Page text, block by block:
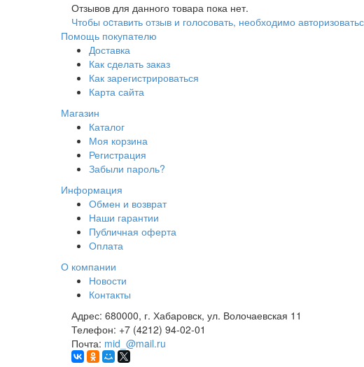
Отзывов для данного товара пока нет.
Чтобы оcтавить отзыв и голосовать, необходимо
Помощь покупателю
Доставка
Как сделать заказ
Как зарегистрироваться
Карта сайта
Магазин
Каталог
Моя корзина
Регистрация
Забыли пароль?
Информация
Обмен и возврат
Наши гарантии
Публичная оферта
Оплата
О компании
Новости
Контакты
Адрес: 680000, г. Хабаровск, ул. Волочаевская 11
Телефон: +7 (4212) 94-02-01
Почта: mid_@mail.ru